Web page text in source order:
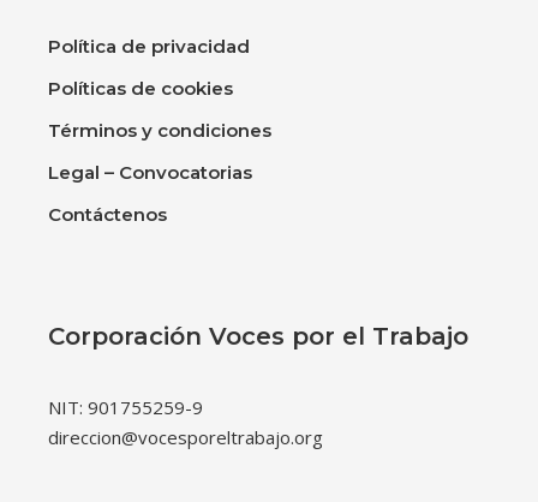
Política de privacidad
Políticas de cookies
Términos y condiciones
Legal – Convocatorias
Contáctenos
Corporación Voces por el Trabajo
NIT: 901755259-9
direccion@vocesporeltrabajo.org